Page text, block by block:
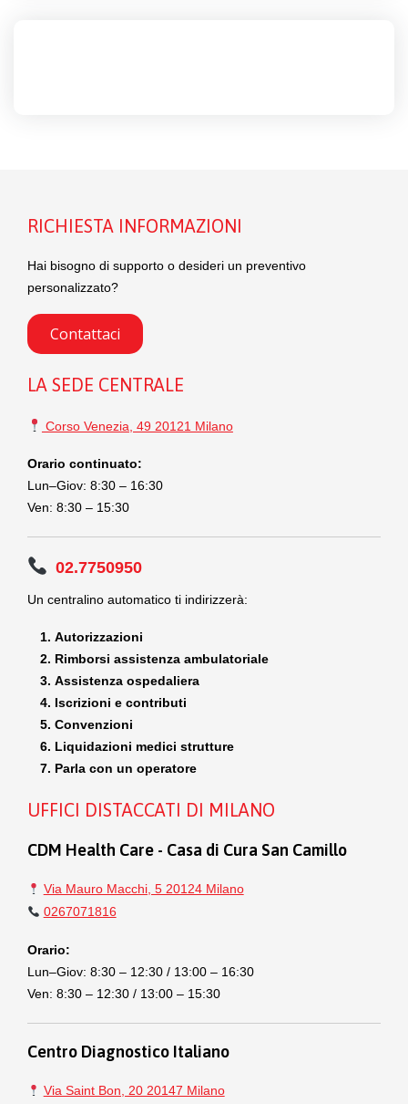
RICHIESTA INFORMAZIONI
Hai bisogno di supporto o desideri un preventivo
personalizzato?
Contattaci
LA SEDE CENTRALE
Corso Venezia, 49 20121 Milano
Orario continuato:
Lun–Giov: 8:30 – 16:30
Ven: 8:30 – 15:30
02.7750950
Un centralino automatico ti indirizzerà:
Autorizzazioni
Rimborsi assistenza ambulatoriale
Assistenza ospedaliera
Iscrizioni e contributi
Convenzioni
Liquidazioni medici strutture
Parla con un operatore
UFFICI DISTACCATI DI MILANO
CDM Health Care - Casa di Cura San Camillo
Via Mauro Macchi, 5 20124 Milano
0267071816
Orario:
Lun–Giov: 8:30 – 12:30 / 13:00 – 16:30
Ven: 8:30 – 12:30 / 13:00 – 15:30
Centro Diagnostico Italiano
Via Saint Bon, 20 20147 Milano